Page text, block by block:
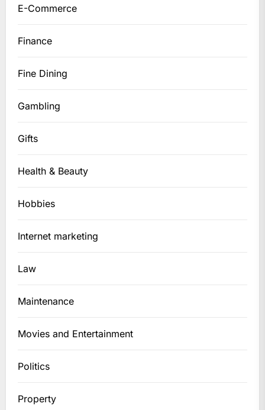
E-Commerce
Finance
Fine Dining
Gambling
Gifts
Health & Beauty
Hobbies
Internet marketing
Law
Maintenance
Movies and Entertainment
Politics
Property